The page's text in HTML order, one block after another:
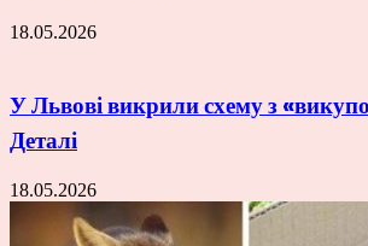
18.05.2026
У Львові викрили схему з
Деталі
18.05.2026